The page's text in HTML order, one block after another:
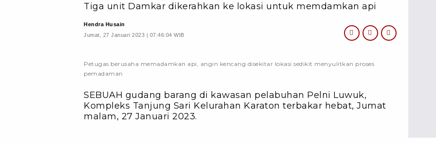
Tiga unit Damkar dikerahkan ke lokasi untuk memdamkan api
Hendra Husain
Jumat, 27 Januari 2023 | 07:46:04 WIB
Petugas berusaha memadamkan api, angin kencang disekitar lokasi sedikit menyulitkan proses
pemadaman
SEBUAH gudang barang di kawasan pelabuhan Pelni Luwuk,
Kompleks Tanjung Sari Kelurahan Karaton terbakar hebat, Jumat
malam, 27 Januari 2023.